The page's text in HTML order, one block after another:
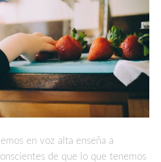
en voz alta enseña a
de que lo que tenemos